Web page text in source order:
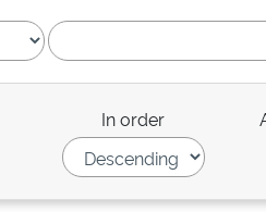
In order